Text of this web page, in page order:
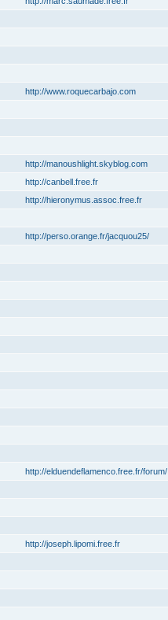
http://www.roquecarbajo.com
http://manoushlight.skyblog.com
http://canbell.free.fr
http://hieronymus.assoc.free.fr
http://perso.orange.fr/jacquou25/
http://elduendeflamenco.free.fr/forum/
http://joseph.lipomi.free.fr